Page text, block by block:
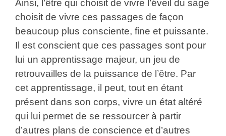
Ainsi, l’être qui choisit de vivre l’éveil du sage
choisit de vivre ces passages de façon
beaucoup plus consciente, fine et puissante.
Il est conscient que ces passages sont pour
lui un apprentissage majeur, un jeu de
retrouvailles de la puissance de l’être. Par
cet apprentissage, il peut, tout en étant
présent dans son corps, vivre un état altéré
qui lui permet de se ressourcer à partir
d’autres plans de conscience et d’autres